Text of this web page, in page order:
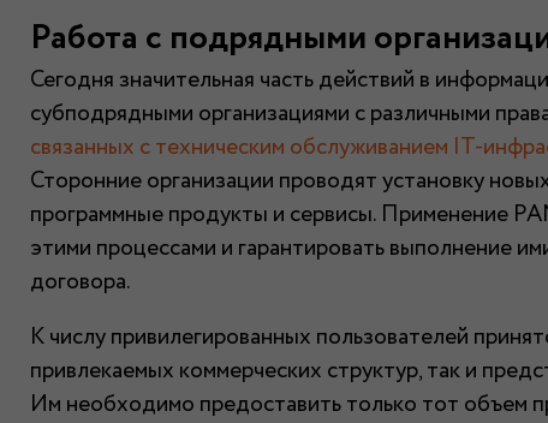
Работа с подрядными
Сегодня значительная часть действий в
субподрядными организациями с различными
связанных с техническим обслуживанием IT-
Сторонние организации проводят установку
программные продукты и сервисы. Применение
этими процессами и гарантировать выполнение
договора.
К числу привилегированных пользователей
привлекаемых коммерческих структур, так и
Им необходимо предоставить только тот объем